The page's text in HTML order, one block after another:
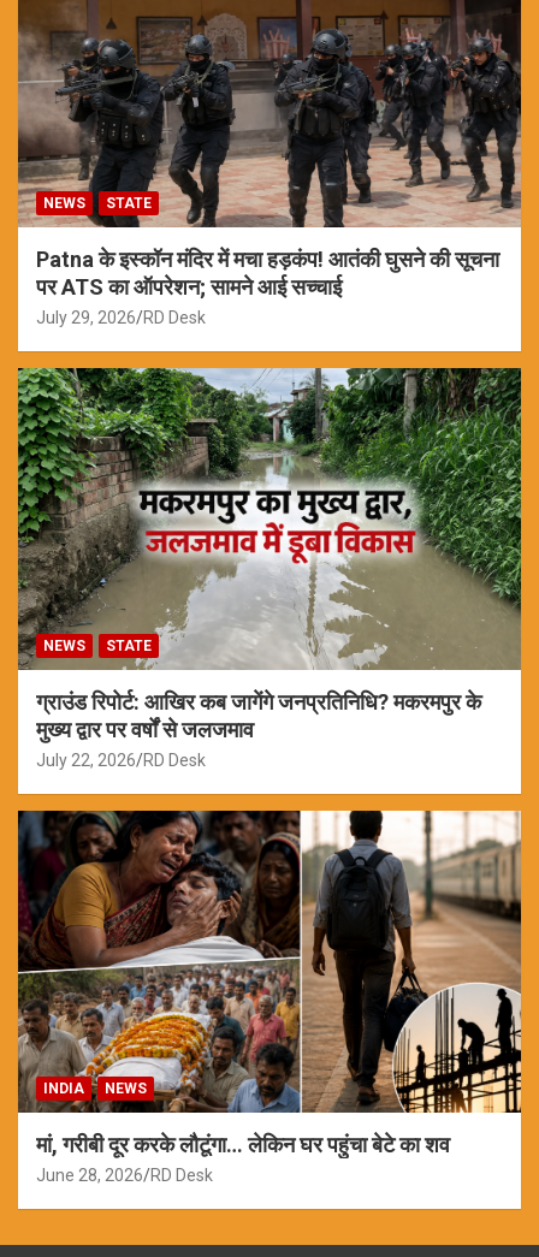
NEWS STATE
Patna के इस्कॉन मंदिर में मचा हड़कंप! आतंकी घुसने की सूचना
पर ATS का ऑपरेशन; सामने आई सच्चाई
July 29, 2026 RD Desk
NEWS STATE
ग्राउंड रिपोर्ट: आखिर कब जागेंगे जनप्रतिनिधि? मकरमपुर के
मुख्य द्वार पर वर्षों से जलजमाव
July 22, 2026 RD Desk
INDIA NEWS
मां, गरीबी दूर करके लौटूंगा… लेकिन घर पहुंचा बेटे का शव
June 28, 2026 RD Desk